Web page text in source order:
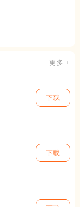
更多 +
下载
下载